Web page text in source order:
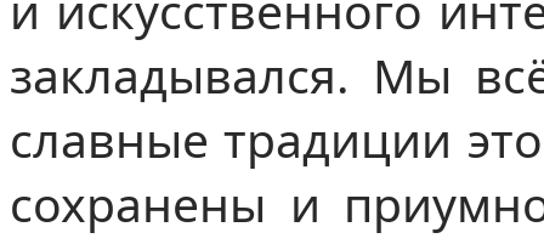
закладывался. Мы
славные традиции
сохранены и